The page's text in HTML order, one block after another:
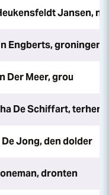
Jansen,
Engberts, groningen
Der Meer, grou
De Schiffart,
Jong, den dolder
dronten